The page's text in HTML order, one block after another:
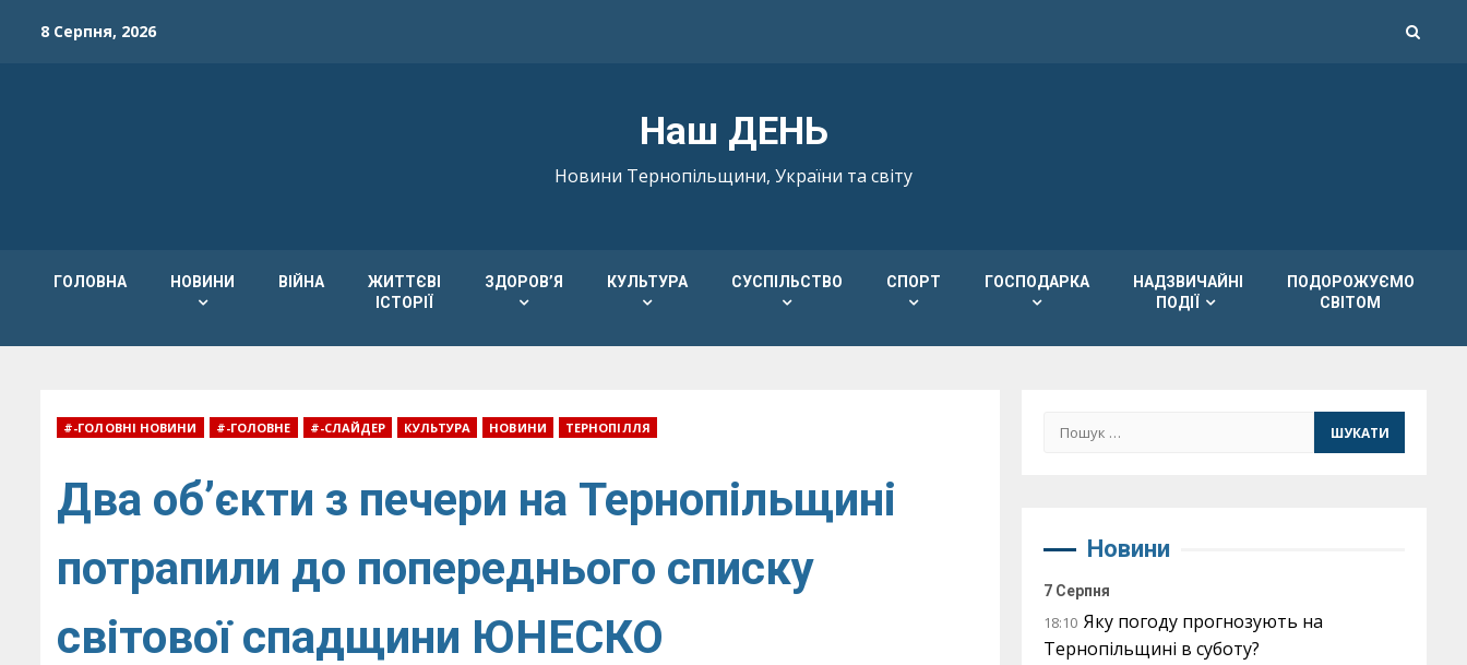
8 Серпня, 2026
Наш ДЕНЬ
Новини Тернопільщини, України та світу
ГОЛОВНА НОВИНИ ВІЙНА
ЖИТТЄВІ
ІСТОРІЇ
ЗДОРОВ’Я КУЛЬТУРА СУСПІЛЬСТВО СПОРТ ГОСПОДАРКА
НАДЗВИЧАЙНІ
ПОДІЇ
ПОДОРОЖУЄМО
СВІТОМ
#-ГОЛОВНІ НОВИНИ #-ГОЛОВНЕ #-СЛАЙДЕР КУЛЬТУРА НОВИНИ ТЕРНОПІЛЛЯ
Два об’єкти з печери на Тернопільщині
потрапили до попереднього списку
світової спадщини ЮНЕСКО
Пошук:
Новини
7 Серпня
18:10 Яку погоду прогнозують на
Тернопільщині в суботу?